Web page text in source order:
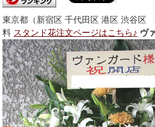
東京都（新宿区 千代田区 港区 渋谷区
料 スタンド花注文ページはこちら♪ ヴ